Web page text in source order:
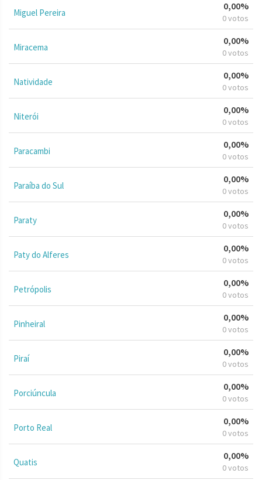
Miguel Pereira
0,00%
0 votos
Miracema
0,00%
0 votos
Natividade
0,00%
0 votos
Niterói
0,00%
0 votos
Paracambi
0,00%
0 votos
Paraíba do Sul
0,00%
0 votos
Paraty
0,00%
0 votos
Paty do Alferes
0,00%
0 votos
Petrópolis
0,00%
0 votos
Pinheiral
0,00%
0 votos
Piraí
0,00%
0 votos
Porciúncula
0,00%
0 votos
Porto Real
0,00%
0 votos
Quatis
0,00%
0 votos